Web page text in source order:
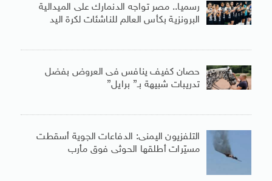
رسميا.. مصر تواجه الدنمارك على الميدالية
البرونزية بكأس العالم للناشئات لكرة اليد
حصان كفيف ينافس فى العروض بفضل
تدريبات شبيهة بـ” برايل”
التلفزيون اليمنى: الدفاعات الجوية أسقطت
مسيّرات أطلقها الحوثى فوق مأرب